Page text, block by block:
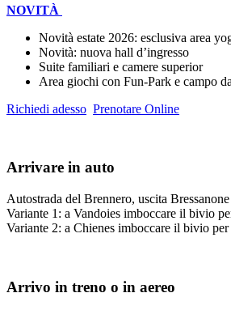
NOVITÀ
Novità estate 2026: esclusiva area
Novità: nuova hall d’ingresso
Suite familiari e camere superior
Area giochi con Fun-Park e campo
Richiedi adesso Prenotare Online
Arrivare in auto
Autostrada del Brennero, uscita
Variante 1: a Vandoies imboccare il bivio
Variante 2: a Chienes imboccare il bivio
Arrivo in treno o in aereo